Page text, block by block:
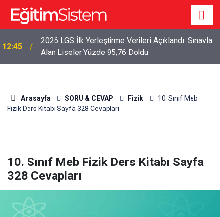
12:45
2026 LGS İlk Yerleştirme Verileri Açıklandı: Sınavla
Alan Liseler Yüzde 95,76 Doldu
Anasayfa SORU & CEVAP Fizik
10. Sınıf Meb
Fizik Ders Kitabı Sayfa 328 Cevapları
10. Sınıf Meb Fizik Ders Kitabı Sayfa
328 Cevapları